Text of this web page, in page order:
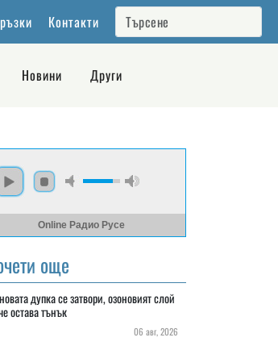
Контакти
Новини Други
Online Радио Русе
още
дупка се затвори, озоновият слой
остава тънък
06 авг, 2026